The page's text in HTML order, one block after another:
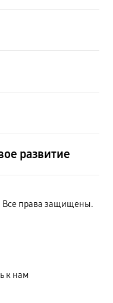
развитие
Все права защищены.
к нам